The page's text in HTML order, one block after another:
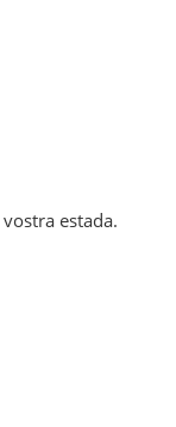
estada.